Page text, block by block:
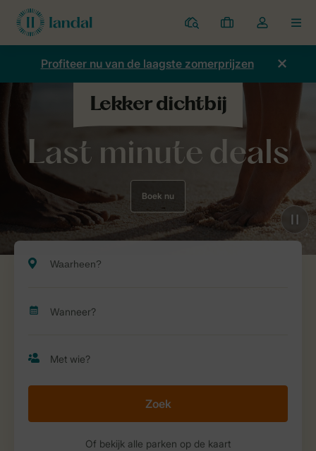
Parken
Mijn
boekingen
Open
de
dropdown
Profiteer nu van de laagste zomerprijzen
Last minute deals
Boek nu
Zoek
Of bekijk alle parken op de kaart